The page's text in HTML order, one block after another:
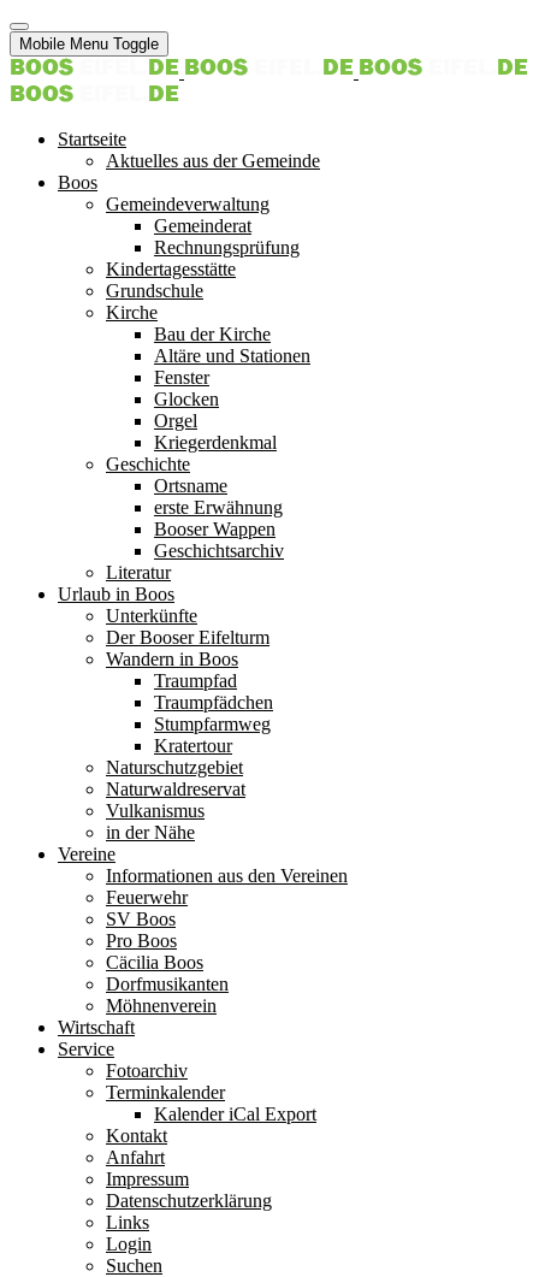
Mobile Menu Toggle
Startseite
Aktuelles aus der Gemeinde
Boos
Gemeindeverwaltung
Gemeinderat
Rechnungsprüfung
Kindertagesstätte
Grundschule
Kirche
Bau der Kirche
Altäre und Stationen
Fenster
Glocken
Orgel
Kriegerdenkmal
Geschichte
Ortsname
erste Erwähnung
Booser Wappen
Geschichtsarchiv
Literatur
Urlaub in Boos
Unterkünfte
Der Booser Eifelturm
Wandern in Boos
Traumpfad
Traumpfädchen
Stumpfarmweg
Kratertour
Naturschutzgebiet
Naturwaldreservat
Vulkanismus
in der Nähe
Vereine
Informationen aus den Vereinen
Feuerwehr
SV Boos
Pro Boos
Cäcilia Boos
Dorfmusikanten
Möhnenverein
Wirtschaft
Service
Fotoarchiv
Terminkalender
Kalender iCal Export
Kontakt
Anfahrt
Impressum
Datenschutzerklärung
Links
Login
Suchen